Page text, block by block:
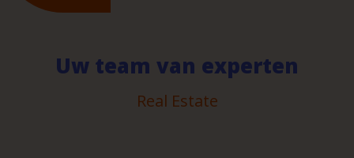
Uw team van experten
Real Estate